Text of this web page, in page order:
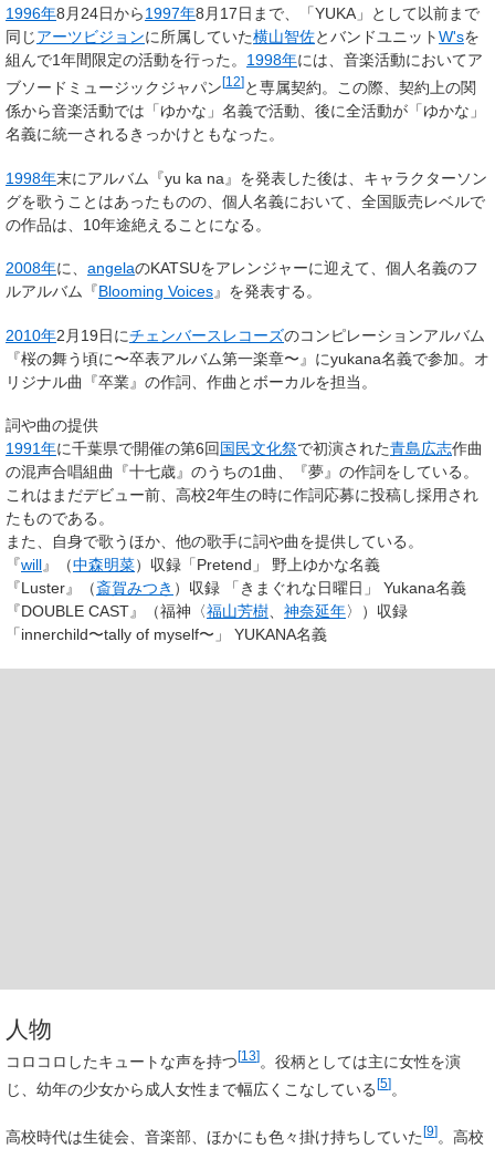
1996年8月24日から1997年8月17日まで、「YUKA」として以前まで
同じアーツビジョンに所属していた横山智佐とバンドユニットW'sを
組んで1年間限定の活動を行った。 1998年には、音楽活動においてア
ブソードミュージックジャパン[12] と専属契約。この際、契約上の関
係から音楽活動では「ゆかな」名義で活動、後に全活動が「ゆかな」
名義に統一されるきっかけともなった。
1998年末にアルバム『yu ka na』を発表した後は、キャラクターソン
グを歌うことはあったものの、個人名義において、全国販売レベルで
の作品は、10年途絶えることになる。
2008年に、 angelaのKATSUをアレンジャーに迎えて、個人名義のフ
ルアルバム『Blooming Voices』を発表する。
2010年2月19日にチェンバースレコーズのコンピレーションアルバム
『桜の舞う頃に〜卒表アルバム第一楽章〜』にyukana名義で参加。オ
リジナル曲『卒業』の作詞、作曲とボーカルを担当。
詞や曲の提供
1991年に千葉県で開催の第6回国民文化祭で初演された青島広志作曲
の混声合唱組曲『十七歳』のうちの1曲、『夢』の作詞をしている。
これはまだデビュー前、高校2年生の時に作詞応募に投稿し採用され
たものである。
また、自身で歌うほか、他の歌手に詞や曲を提供している。
『will』（中森明菜）収録「Pretend」 野上ゆかな名義
『Luster』（斎賀みつき ）収録 「きまぐれな日曜日」 Yukana名義
『DOUBLE CAST』（福神〈福山芳樹、 神奈延年〉）収録
「innerchild〜tally of myself〜」 YUKANA名義
人物
コロコロしたキュートな声を持つ[13] 。役柄としては主に女性を演
じ、幼年の少女から成人女性まで幅広くこなしている[5]。
高校時代は生徒会、音楽部、ほかにも色々掛け持ちしていた [9] 。高校